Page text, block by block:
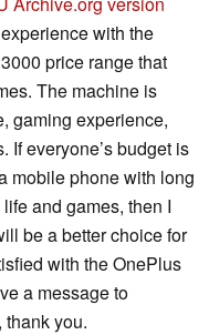
with the
price range that
The machine is
gaming experience,
If everyone’s budget is
mobile phone with long
and games, then I
be a better choice for
with the OnePlus
a message to
you.